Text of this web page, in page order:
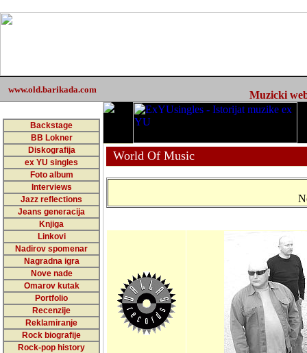
www.old.barikada.com Muzicki
Backstage
BB Lokner
Diskografija
ex YU singles
Foto album
Interviews
Jazz reflections
Jeans generacija
Knjiga
Linkovi
Nadirov spomenar
Nagradna igra
Nove nade
Omarov kutak
Portfolio
Recenzije
Reklamiranje
Rock biografije
Rock-pop history
World Of Music